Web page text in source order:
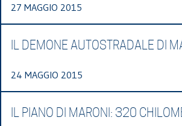
27 MAGGIO 2015
IL DEMONE AUTOSTRADALE DI
24 MAGGIO 2015
IL PIANO DI MARONI: 320